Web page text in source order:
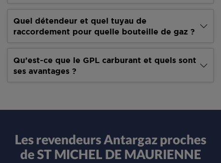
Quel détendeur et quel tuyau de
raccordement pour quelle bouteille de gaz ?
Qu’est-ce que le GPL carburant et quels sont
ses avantages ?
Les revendeurs Antargaz proches
de ST MICHEL DE MAURIENNE